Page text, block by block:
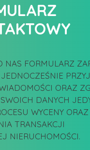
NAS FORMULARZ
ORAZ
DANYCH
WYCENY ORAZ
TRANSAKCJI
NIERUCHOMOŚCI.